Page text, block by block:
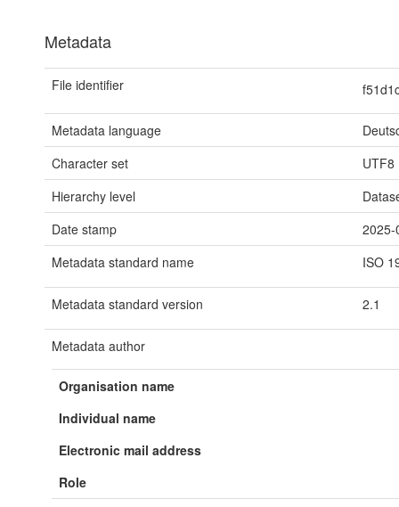
Metadata
File identifier
Metadata language
Character set
UTF8
Hierarchy level
Date stamp
2025-
Metadata standard name
ISO
Metadata standard version 2.1
Metadata author
Organisation name
Individual name
Electronic mail address
Role